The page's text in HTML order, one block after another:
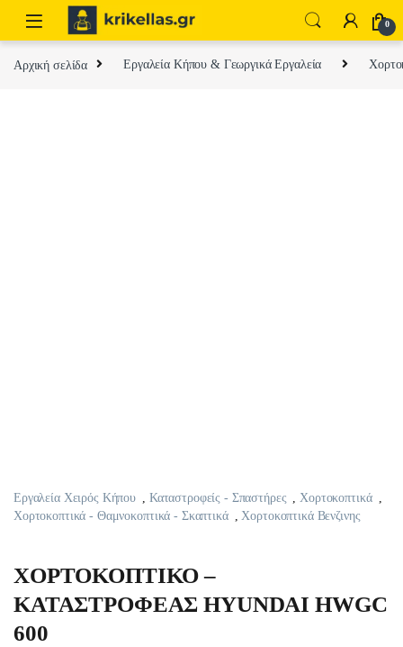
Skip to navigation
Skip to content
0
Αρχική σελίδα Εργαλεία Κήπου & Γεωργικά Εργαλεία
Εργαλεία Χειρός Κήπου Καταστροφείς - Σπαστήρες Χορτοκοπτικά
Χορτοκοπτικά - Θαμνοκοπτικά - Σκαπτικά
Χορτοκοπτικά Βενζινης
ΧΟΡΤΟΚΟΠΤΙΚΟ –
ΚΑΤΑΣΤΡΟΦΕΑΣ HYUNDAI HWGC
600